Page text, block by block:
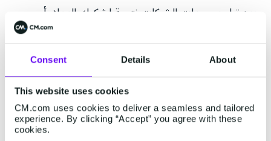
Consent Details About
This website uses cookies
CM.com uses cookies to deliver a seamless and tailored
experience. By clicking “Accept” you agree with these
cookies.
يعد تراجع مبيعات الشركات نتيجة لشكوك العملاء أو
مخاوفهم في اللحظة الأخيرة مشكلة شائعة جدًا في عالم
التجارة الإلكترونية. لحسن الحظ، تتوفر المساعدة في
متناول اليد في شكل خدمة المبيعات بمساعدة واتساب
للأعمال، والتي تتيح لك تزويد عملائك بنجاح بتلك
النصيحة المطلوبة في نقطة البيع، وبالتالي إزالة أي شكوك
لدى المستهلكين حول المنتج أو الخدمة قبل أن ينقروا
للدفع.